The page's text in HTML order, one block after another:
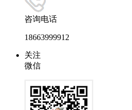
咨询电话
18663999912
关注
微信